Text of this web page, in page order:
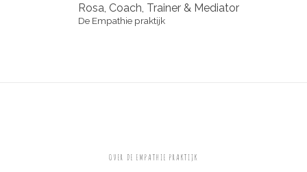
Rosa, Coach, Trainer & Mediator
De Empathie praktijk
OVER DE EMPATHIE PRAKTIJK